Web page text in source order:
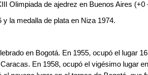
Olimpiada de ajedrez en Buenos Aires (+0
la medalla de plata en Niza 1974.
en Bogotá. En 1955, ocupó el lugar
En 1958, ocupó el vigésimo lugar